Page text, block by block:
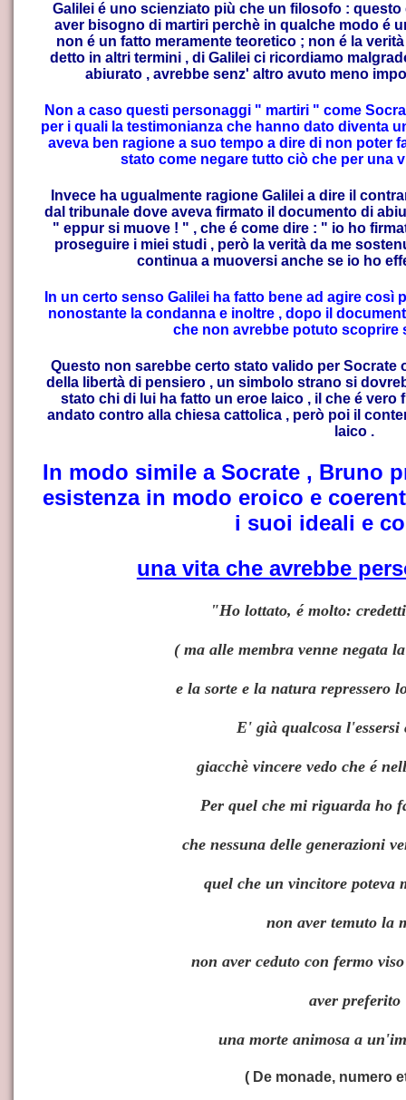
Galilei é uno scienziato più che un filosofo :
aver bisogno di martiri perchè in qualche modo é
non é un fatto meramente teoretico ; non é la
detto in altri termini , di Galilei ci ricordiamo
abiurato , avrebbe senz' altro avuto meno
Non a caso questi personaggi " martiri " come
per i quali la testimonianza che hanno dato diventa
aveva ben ragione a suo tempo a dire di non poter
stato come negare tutto ciò che per una
Invece ha ugualmente ragione Galilei a dire il
dal tribunale dove aveva firmato il documento di
" eppur si muove ! " , che é come dire : " io ho
proseguire i miei studi , però la verità da me
continua a muoversi anche se io ho
In un certo senso Galilei ha fatto bene ad agire così
nonostante la condanna e inoltre , dopo il
che non avrebbe potuto scoprire
Questo non sarebbe certo stato valido per
della libertà di pensiero , un simbolo strano si
stato chi di lui ha fatto un eroe laico , il che é
andato contro alla chiesa cattolica , però poi il
laico .
In modo simile a Socrate , Bruno
esistenza in modo eroico e
i suoi ideali e
una vita che avrebbe
"Ho lottato, é molto:
( ma alle membra venne negata
e la sorte e la natura repressero
E' già qualcosa
giacchè vincere vedo che é
Per quel che mi riguarda ho
che nessuna delle generazioni
quel che un vincitore poteva
non aver temuto la
non aver ceduto con fermo
aver preferito
una morte animosa a
( De monade, numero
che c'è da sapere